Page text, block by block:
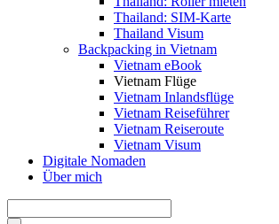
Thailand: SIM-Karte
Thailand Visum
Backpacking in Vietnam
Vietnam eBook
Vietnam Flüge
Vietnam Inlandsflüge
Vietnam Reiseführer
Vietnam Reiseroute
Vietnam Visum
Digitale Nomaden
Über mich